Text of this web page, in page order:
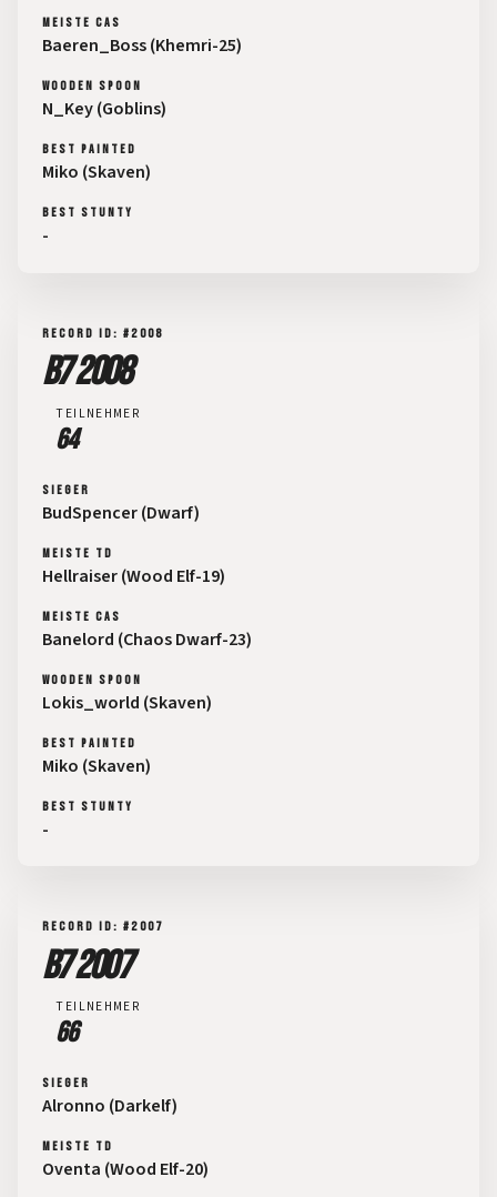
MEISTE CAS
Baeren_Boss (Khemri-25)
WOODEN SPOON
N_Key (Goblins)
BEST PAINTED
Miko (Skaven)
BEST STUNTY
-
RECORD ID: #2008
B7 2008
TEILNEHMER
64
SIEGER
BudSpencer (Dwarf)
MEISTE TD
Hellraiser (Wood Elf-19)
MEISTE CAS
Banelord (Chaos Dwarf-23)
WOODEN SPOON
Lokis_world (Skaven)
BEST PAINTED
Miko (Skaven)
BEST STUNTY
-
RECORD ID: #2007
B7 2007
TEILNEHMER
66
SIEGER
Alronno (Darkelf)
MEISTE TD
Oventa (Wood Elf-20)